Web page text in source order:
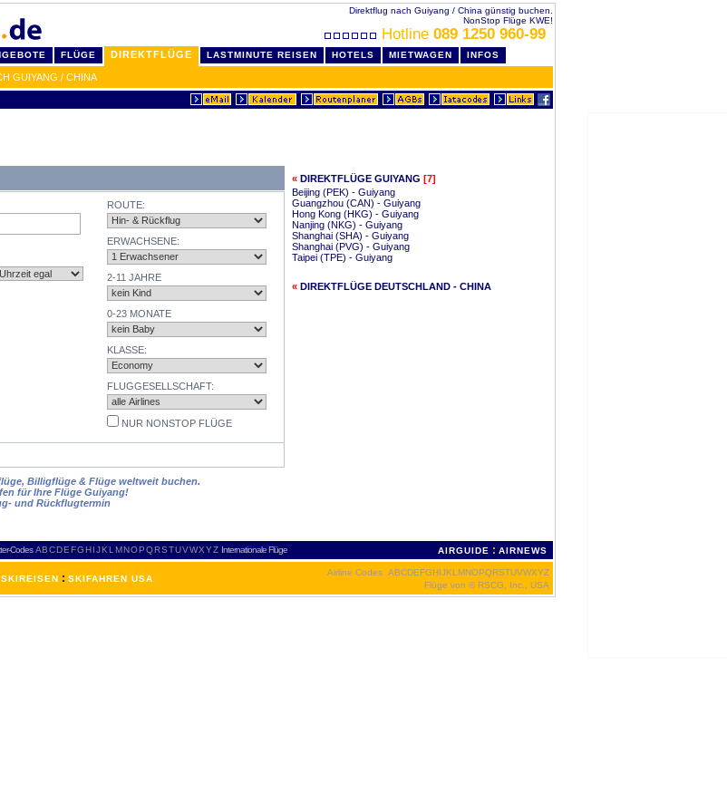
Direktflug nach Guiyang / China günstig buchen.
NonStop Flüge KWE!
Hotline 089 1250 960-99
FLÜGE DIREKTFLÜGE LASTMINUTE REISEN HOTELS MIETWAGEN INFOS
GUIYANG / CHINA
ROUTE:
ERWACHSENE:
2-11 JAHRE
0-23 MONATE
KLASSE:
FLUGGESELLSCHAFT:
NUR NONSTOP FLÜGE
Billigflüge & Flüge weltweit buchen.
für Ihre Flüge Guiyang!
und Rückflugtermin
« DIREKTFLÜGE GUIYANG [7]
Beijing (PEK) - Guiyang
Guangzhou (CAN) - Guiyang
Hong Kong (HKG) - Guiyang
Nanjing (NKG) - Guiyang
Shanghai (SHA) - Guiyang
Shanghai (PVG) - Guiyang
Taipei (TPE) - Guiyang
« DIREKTFLÜGE DEUTSCHLAND - CHINA
Codes ABCDEFGH IJKL MNOPQRSTUVWXYZ Internationale Flüge AIRGUIDE : AIRNEWS
SKIREISEN : SKIFAHREN USA
Airline Codes ABCDEFGHIJKL MNOPQRSTUVWXYZ
Flüge von © RSCG, Inc., USA